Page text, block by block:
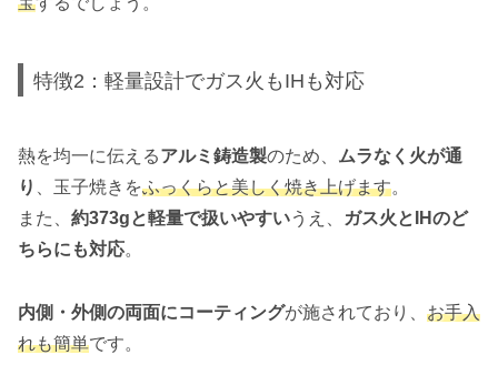
特徴2：軽量設計でガス火もIHも対応
熱を均一に伝えるアルミ鋳造製のため、 ムラなく火が通
り
、玉子焼きをふっくらと美しく焼き上げます。
また、 約373gと軽量で扱いやすいうえ、
ガス火とIHのど
ちらにも対応。
内側・外側の両面にコーティングが施されており、 お手入
れも簡単です。